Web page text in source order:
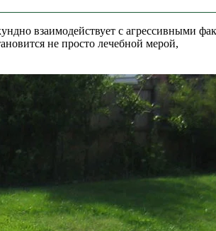
взаимодействует с
не просто лечебной мерой,